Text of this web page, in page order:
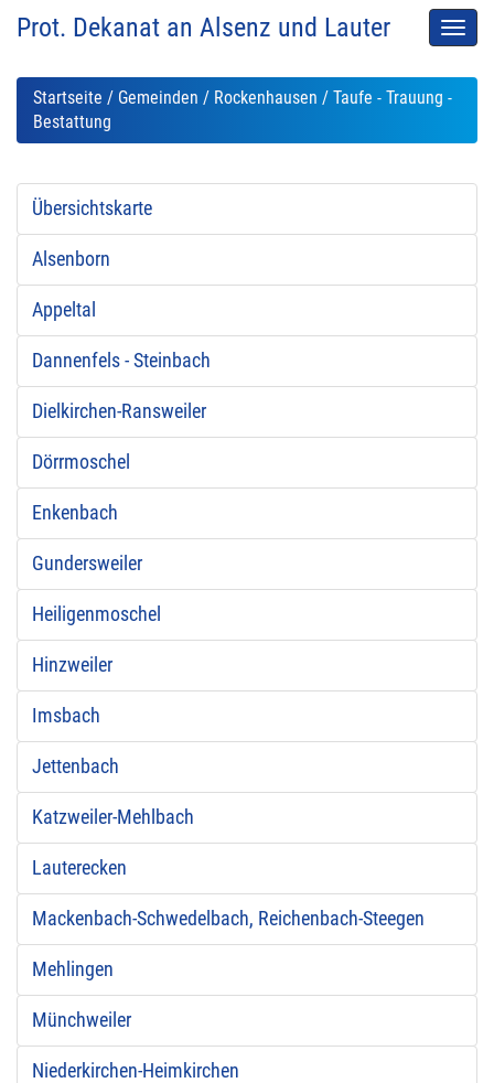
Prot. Dekanat an Alsenz und Lauter
Startseite / Gemeinden / Rockenhausen / Taufe - Trauung -
Bestattung
Übersichtskarte
Alsenborn
Appeltal
Dannenfels - Steinbach
Dielkirchen-Ransweiler
Dörrmoschel
Enkenbach
Gundersweiler
Heiligenmoschel
Hinzweiler
Imsbach
Jettenbach
Katzweiler-Mehlbach
Lauterecken
Mackenbach-Schwedelbach, Reichenbach-Steegen
Mehlingen
Münchweiler
Niederkirchen-Heimkirchen